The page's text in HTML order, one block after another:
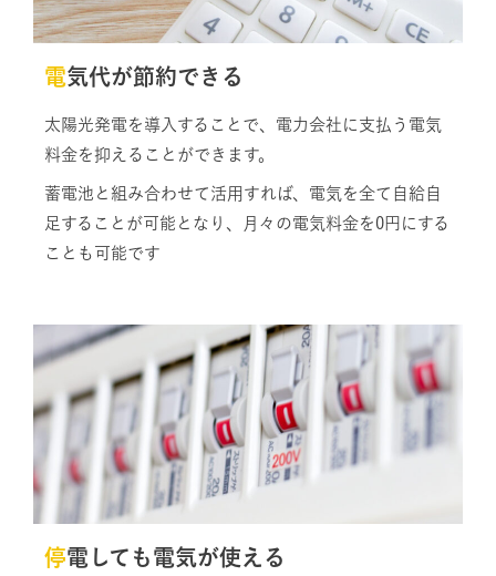
電気代が節約できる
太陽光発電を導入することで、電力会社に支払う電気
料金を抑えることができます。
蓄電池と組み合わせて活用すれば、電気を全て自給自
足することが可能となり、月々の電気料金を0円にする
ことも可能です
停電しても電気が使える